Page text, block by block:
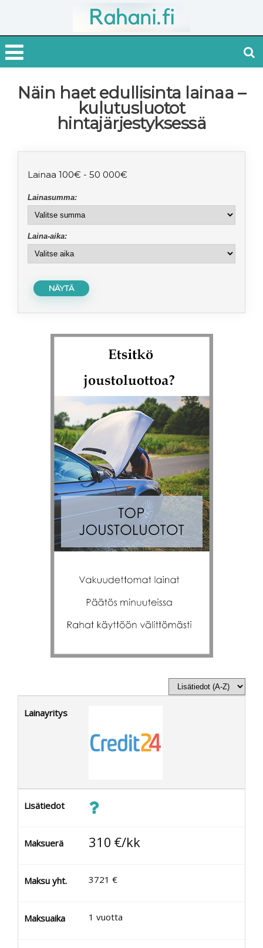
Näin haet edullisinta lainaa –
kulutusluotot
hintajärjestyksessä
Lainaa 100€ - 50 000€
Lainasumma:
Laina-aika:
Lainayritys
Lisätiedot
Maksuerä 310 €/kk
Maksu yht. 3721 €
Maksuaika 1 vuotta